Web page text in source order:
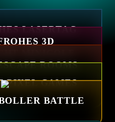
LASERTAG
3D
ROOMS
PIXEL GAMES
BATTLE